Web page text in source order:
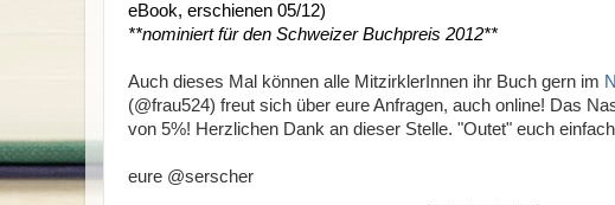
eBook, erschienen 05/12)
**nominiert für den Schweizer Buchpreis 2012**
Auch dieses Mal können alle MitzirklerInnen ihr Buch gern im
(@frau524) freut sich über eure Anfragen, auch online! Das
von 5%! Herzlichen Dank an dieser Stelle. "Outet" euch
eure @serscher